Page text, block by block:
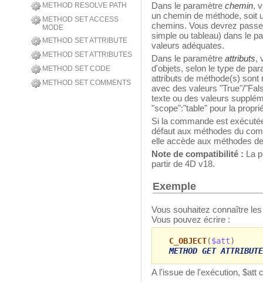
METHOD RESOLVE PATH
METHOD SET ACCESS
MODE
METHOD SET ATTRIBUTE
METHOD SET ATTRIBUTES
METHOD SET CODE
METHOD SET COMMENTS
Dans le paramètre chemin,
un chemin de méthode, soit
chemins. Vous devrez
simple ou tableau) dans le
valeurs adéquates.
Dans le paramètre attributs,
d'objets, selon le type de
attributs de méthode(s) sont
avec des valeurs "True"/
texte ou des valeurs
"scope":"table" pour la
Si la commande est
défaut aux méthodes du
elle accède aux méthodes
Note de compatibilité : La
partir de 4D v18.
Exemple
Vous souhaitez connaître
Vous pouvez écrire :
C_OBJECT($att)
METHOD GET
A l'issue de l'exécution, $att